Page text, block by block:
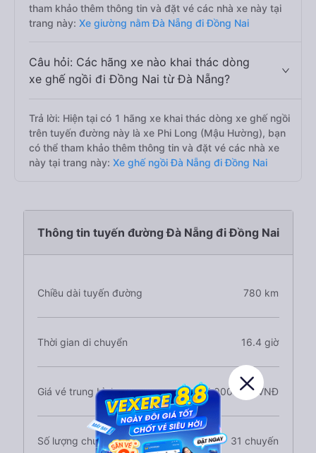
tham khảo thêm thông tin và đặt vé các nhà xe này tại
trang này: Xe giường nằm Đà Nẵng đi Đồng Nai
Câu hỏi: Các hãng xe nào khai thác dòng
xe ghế ngồi đi Đồng Nai từ Đà Nẵng?
Trả lời: Hiện tại có 1 hãng xe khai thác dòng xe ghế ngồi
trên tuyến đường này là xe Phi Long (Mậu Hường), bạn
có thể tham khảo thêm thông tin và đặt vé các nhà xe
này tại trang này: Xe ghế ngồi Đà Nẵng đi Đồng Nai
Thông tin tuyến đường Đà Nẵng đi Đồng Nai
Chiều dài tuyến đường 780 km
Thời gian di chuyển 16.4 giờ
Giá vé trung bình 1.000.000 VNĐ
Số lượng chuyến xe 31 chuyến